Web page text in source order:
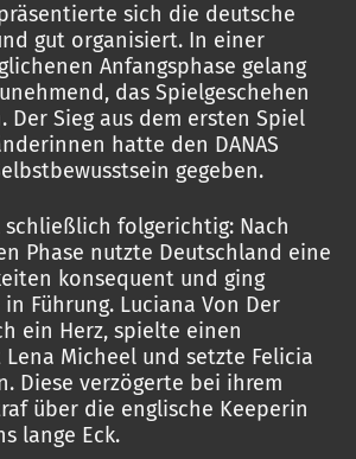
sich die deutsche
gut organisiert. In einer
Anfangsphase gelang
das Spielgeschehen
Der Sieg aus dem ersten Spiel
hatte den DANAS
gegeben.
schließlich folgerichtig: Nach
Phase nutzte Deutschland eine
konsequent und ging
Führung. Luciana Von Der
ein Herz, spielte einen
Micheel und setzte Felicia
Diese verzögerte bei ihrem
über die englische Keeperin
lange Eck.